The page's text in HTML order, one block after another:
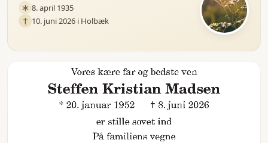
8. april 1935
10. juni 2026 i Holbæk